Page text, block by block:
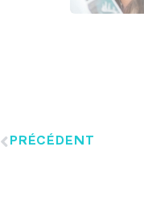
PRÉCÉDENT